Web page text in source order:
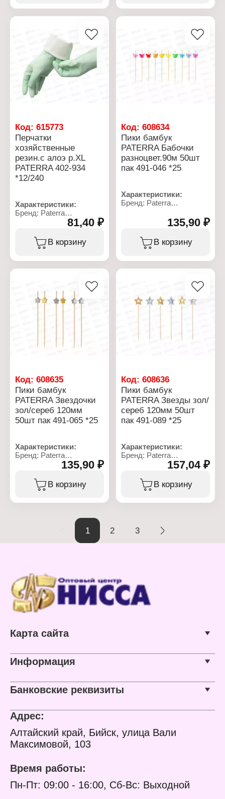
экстрактом алоэ вера
Цвет: мятный
Код: 615773
Перчатки
хозяйственные
резин.с алоэ р.XL
PATERRA 402-934
*12/240
Характеристики:
Бренд: Paterra
Артикул: 402-934
Тип товара: Перчатки
Назначение:
хозяйственные
экстрактом алоэ вера
Размер: XL
81,40 ₽
В корзину
Код:608634
Пики бамбук
PATERRA Бабочки
разноцвет.90м 50шт
пак 491-046 *25
Характеристики:
Бренд: Paterra
Тип товара: Пики для
Вид: декоративные
Модель: "Бабочки
Длина: 9 см
Количество: 50 шт
Цвет: микс
Упаковка: в пакете
135,90 ₽
В корзину
Код: 608635
Пики бамбук
PATERRA Звездочки
зол/сереб 120мм
50шт пак 491-065 *25
Характеристики:
Бренд: Paterra
Артикул: 491-065
Тип товара: Пики для
канапе
Вид: декоративные
Материал: бамбук,
Цвет: золото, серебро
135,90 ₽
В корзину
Код:608636
Пики бамбук
PATERRA Звезды зол/
сереб 120мм 50шт
пак 491-089 *25
Характеристики:
Бренд: Paterra
Артикул: 491-089
Тип товара: Пики для
канапе
Вид: декоративные
дерево (берёза)
157,04 ₽
В корзину
1 2 3
Карта сайта
Информация
Банковские реквизиты
Адрес:
Алтайский край, Бийск, улица Вали
Максимовой, 103
Время работы:
Пн-Пт: 09:00 - 16:00, Сб-Вс: Выходной